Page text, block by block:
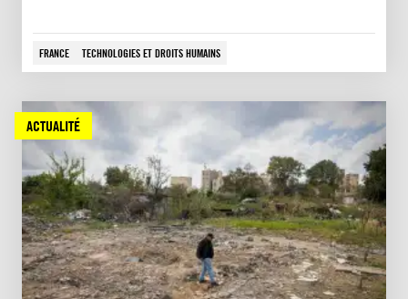
FRANCE TECHNOLOGIES ET DROITS HUMAINS
ACTUALITÉ